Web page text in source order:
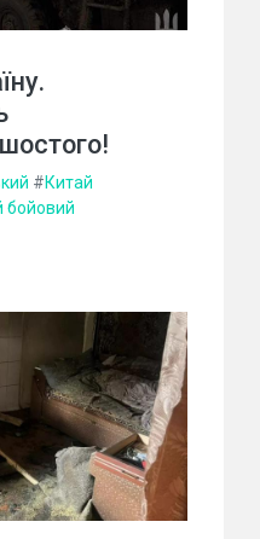
#Китай
бойовий